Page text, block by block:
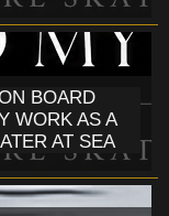
BOARD
WORK AS A
AT SEA